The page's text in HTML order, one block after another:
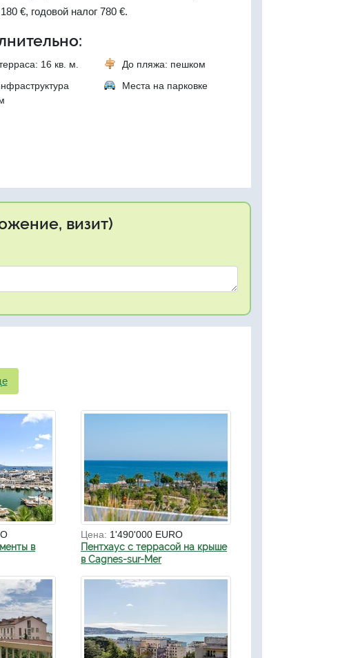
€, годовой налог 780 €.
16 кв. м.
До пляжа: пешком
Места на парковке
визит)
в
Цена: 1'490'000 EURO
Пентхаус с террасой на крыше
в Cagnes-sur-Mer